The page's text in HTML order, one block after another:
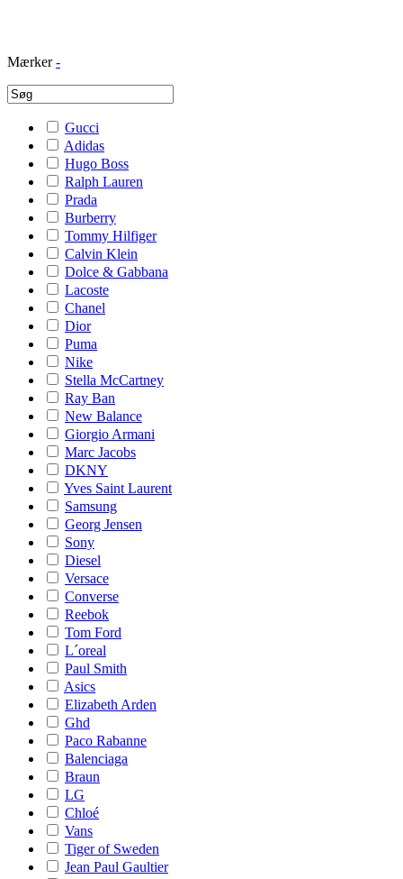
Mærker -
Gucci
Adidas
Hugo Boss
Ralph Lauren
Prada
Burberry
Tommy Hilfiger
Calvin Klein
Dolce & Gabbana
Lacoste
Chanel
Dior
Puma
Nike
Stella McCartney
Ray Ban
New Balance
Giorgio Armani
Marc Jacobs
DKNY
Yves Saint Laurent
Samsung
Georg Jensen
Sony
Diesel
Versace
Converse
Reebok
Tom Ford
L´oreal
Paul Smith
Asics
Elizabeth Arden
Ghd
Paco Rabanne
Balenciaga
Braun
LG
Chloé
Vans
Tiger of Sweden
Jean Paul Gaultier